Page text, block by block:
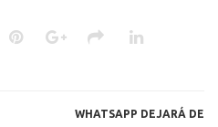
WHATSAPP DEJARÁ DE